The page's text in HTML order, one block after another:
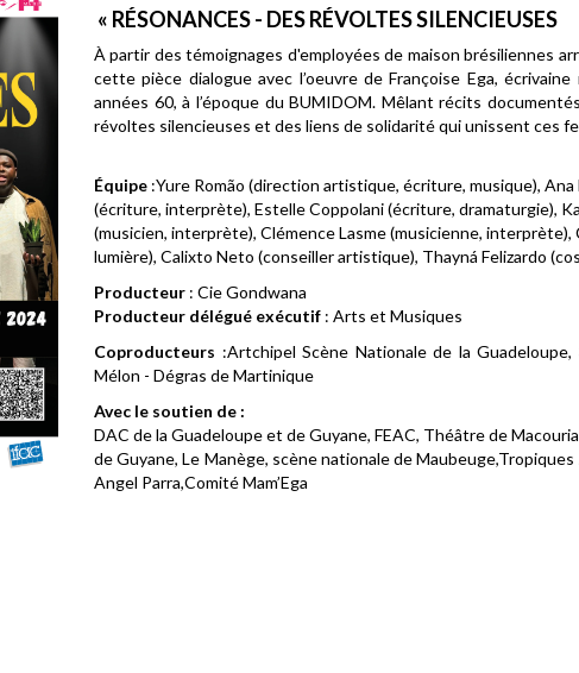
« RÉSONANCES - DES RÉVOLTES SILENCIEUSES
À partir des témoignages d'employées de maison brésiliennes
cette pièce dialogue avec l’oeuvre de Françoise Ega,
années 60, à l’époque du BUMIDOM. Mêlant récits
révoltes silencieuses et des liens de solidarité qui unissent ces
Équipe :Yure Romão (direction artistique, écriture, musique), Ana
(écriture, interprète), Estelle Coppolani (écriture, dramaturgie),
(musicien, interprète), Clémence Lasme (musicienne, interprète),
lumière), Calixto Neto (conseiller artistique), Thayná Felizardo
Producteur : Cie Gondwana
Producteur délégué exécutif : Arts et Musiques
Coproducteurs :Artchipel Scène Nationale de la
Mélon - Dégras de Martinique
Avec le soutien de :
DAC de la Guadeloupe et de Guyane, FEAC, Théâtre de
de Guyane, Le Manège, scène nationale de
Angel Parra,Comité Mam’Ega